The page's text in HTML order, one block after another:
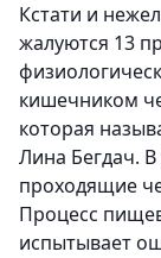
Кстати и
жалуются 13
кишечником
которая
Лина Бегдач. В
проходящие
Процесс
испытывает